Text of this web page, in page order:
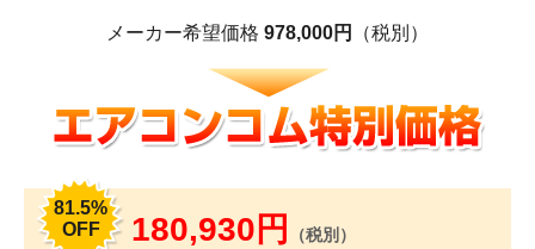
メーカー希望価格 978,000円 （税別）
81.5%
OFF
180,930円 （税別）